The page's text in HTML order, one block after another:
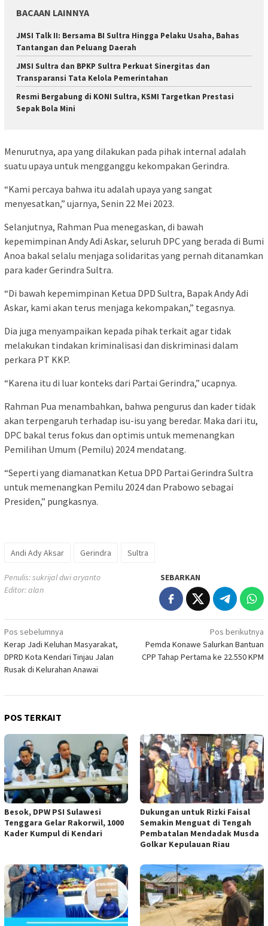
BACAAN LAINNYA
JMSI Talk II: Bersama BI Sultra Hingga Pelaku Usaha, Bahas
Tantangan dan Peluang Daerah
JMSI Sultra dan BPKP Sultra Perkuat Sinergitas dan
Transparansi Tata Kelola Pemerintahan
Resmi Bergabung di KONI Sultra, KSMI Targetkan Prestasi
Sepak Bola Mini
Menurutnya, apa yang dilakukan pada pihak internal adalah
suatu upaya untuk mengganggu kekompakan Gerindra.
“Kami percaya bahwa itu adalah upaya yang sangat
menyesatkan,” ujarnya, Senin 22 Mei 2023.
Selanjutnya, Rahman Pua menegaskan, di bawah
kepemimpinan Andy Adi Askar, seluruh DPC yang berada di Bumi
Anoa bakal selalu menjaga solidaritas yang pernah ditanamkan
para kader Gerindra Sultra.
“Di bawah kepemimpinan Ketua DPD Sultra, Bapak Andy Adi
Askar, kami akan terus menjaga kekompakan,” tegasnya.
Dia juga menyampaikan kepada pihak terkait agar tidak
melakukan tindakan kriminalisasi dan diskriminasi dalam
perkara PT KKP.
“Karena itu di luar konteks dari Partai Gerindra,” ucapnya.
Rahman Pua menambahkan, bahwa pengurus dan kader tidak
akan terpengaruh terhadap isu-isu yang beredar. Maka dari itu,
DPC bakal terus fokus dan optimis untuk memenangkan
Pemilihan Umum (Pemilu) 2024 mendatang.
“Seperti yang diamanatkan Ketua DPD Partai Gerindra Sultra
untuk memenangkan Pemilu 2024 dan Prabowo sebagai
Presiden,” pungkasnya.
Andi Ady Aksar Gerindra Sultra
Penulis: sukrijal dwi aryanto
Editor: alan
SEBARKAN
Navigasi
pos
Pos sebelumnya
Kerap Jadi Keluhan Masyarakat,
DPRD Kota Kendari Tinjau Jalan
Rusak di Kelurahan Anawai
Pos berikutnya
Pemda Konawe Salurkan Bantuan
CPP Tahap Pertama ke 22.550 KPM
POS TERKAIT
Besok, DPW PSI Sulawesi
Tenggara Gelar Rakorwil, 1000
Kader Kumpul di Kendari
Dukungan untuk Rizki Faisal
Semakin Menguat di Tengah
Pembatalan Mendadak Musda
Golkar Kepulauan Riau